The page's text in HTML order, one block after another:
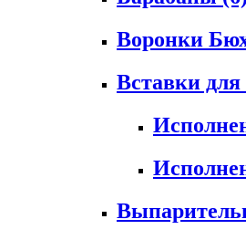
Воронки
Вставки для